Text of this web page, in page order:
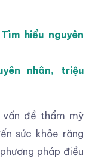
hiểu nguyên
nhân, triệu
vấn đề thẩm mỹ
sức khỏe răng
pháp điều